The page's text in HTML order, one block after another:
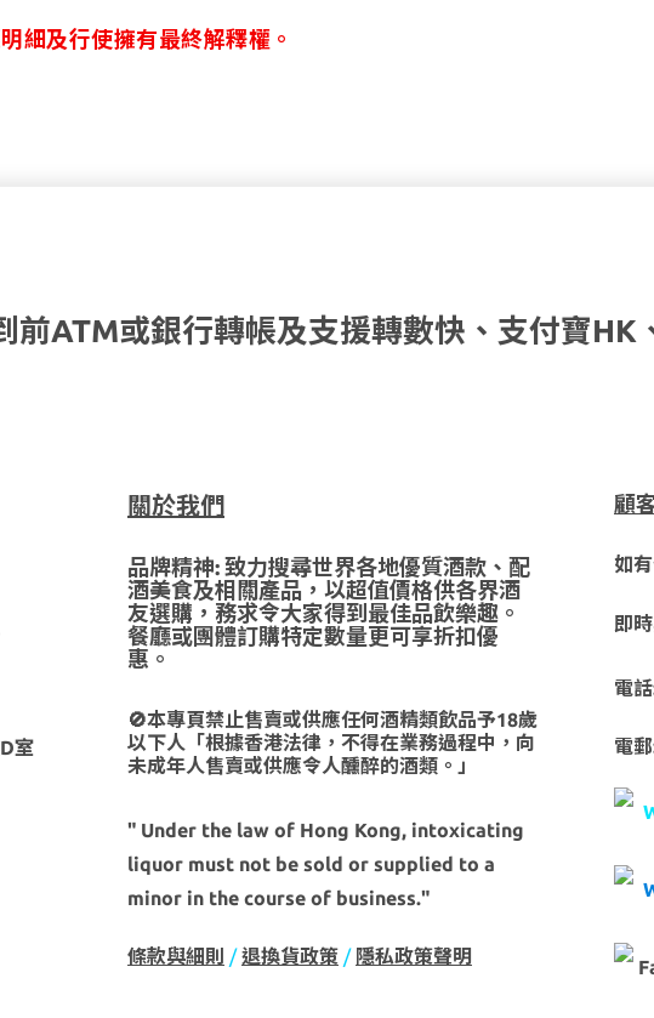
細及行使擁有最終解釋權。
前ATM或銀行轉帳及支援轉數快、支付寶HK
室
關於我們
品牌精神: 致力搜尋世界各地優質酒款、配
酒美食及相關產品，以超值價格供各界酒
友選購，務求令大家得到最佳品飲樂趣。
餐廳或團體訂購特定數量更可享折扣優
惠。
🚫本專頁禁止售賣或供應任何酒精類飲品予18歲
以下人「根據香港法律，不得在業務過程中，向
未成年人售賣或供應令人醺醉的酒類。」
" Under the law of Hong Kong, intoxicating
liquor must not be sold or supplied to a
minor in the course of business."
條款與細則 /退換貨政策 / 隱私政策聲明
顧
如
即
電
電